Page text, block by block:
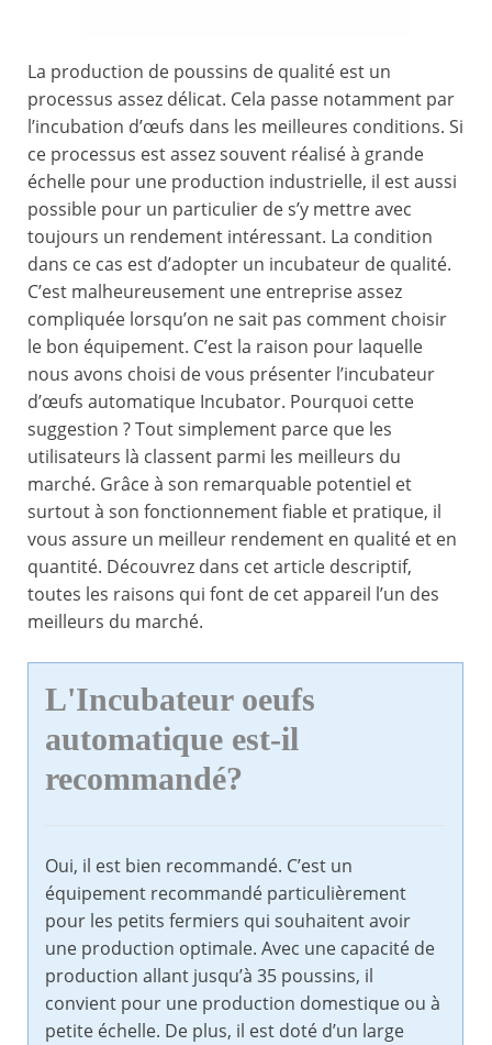
La production de poussins de qualité est un
processus assez délicat. Cela passe notamment par
l’incubation d’œufs dans les meilleures conditions. Si
ce processus est assez souvent réalisé à grande
échelle pour une production industrielle, il est aussi
possible pour un particulier de s’y mettre avec
toujours un rendement intéressant. La condition
dans ce cas est d’adopter un incubateur de qualité.
C’est malheureusement une entreprise assez
compliquée lorsqu’on ne sait pas comment choisir
le bon équipement. C’est la raison pour laquelle
nous avons choisi de vous présenter l’incubateur
d’œufs automatique Incubator. Pourquoi cette
suggestion ? Tout simplement parce que les
utilisateurs là classent parmi les meilleurs du
marché. Grâce à son remarquable potentiel et
surtout à son fonctionnement fiable et pratique, il
vous assure un meilleur rendement en qualité et en
quantité. Découvrez dans cet article descriptif,
toutes les raisons qui font de cet appareil l’un des
meilleurs du marché.
L'Incubateur oeufs
automatique est-il
recommandé?
Oui, il est bien recommandé. C’est un
équipement recommandé particulièrement
pour les petits fermiers qui souhaitent avoir
une production optimale. Avec une capacité de
production allant jusqu’à 35 poussins, il
convient pour une production domestique ou à
petite échelle. De plus, il est doté d’un large